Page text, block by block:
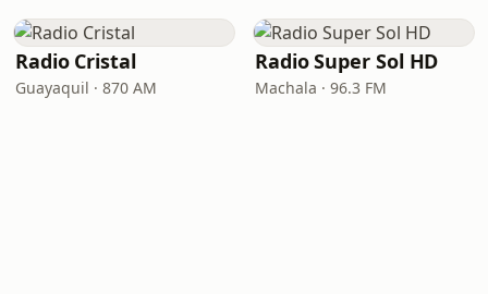
Radio Cristal
Guayaquil · 870 AM
Radio Super Sol HD
Machala · 96.3 FM